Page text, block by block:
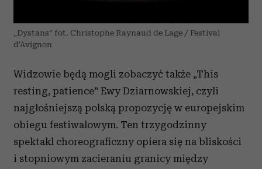
„Dystans” fot. Christophe Raynaud de Lage / Festival
d'Avignon
Widzowie będą mogli zobaczyć także „This
resting, patience” Ewy Dziarnowskiej, czyli
najgłośniejszą polską propozycję w europejskim
obiegu festiwalowym. Ten trzygodzinny
spektakl choreograficzny opiera się na bliskości
i stopniowym zacieraniu granicy między